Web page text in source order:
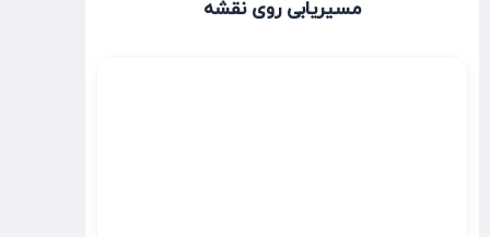
مسیریابی روی نقشه